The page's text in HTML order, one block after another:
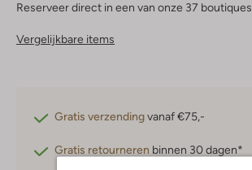
Reserveer direct in een van onze 37 boutiques
Vergelijkbare items
Gratis verzendingvanaf €75,-
Gratis retourneren binnen 30 dagen*